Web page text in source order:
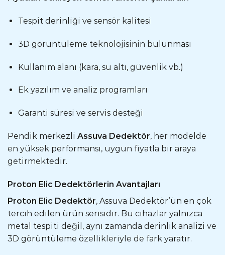
Tespit derinliği ve sensör kalitesi
3D görüntüleme teknolojisinin bulunması
Kullanım alanı (kara, su altı, güvenlik vb.)
Ek yazılım ve analiz programları
Garanti süresi ve servis desteği
Pendik merkezli Assuva Dedektör, her modelde
en yüksek performansı, uygun fiyatla bir araya
getirmektedir.
Proton Elic Dedektörlerin Avantajları
Proton Elic Dedektör, Assuva Dedektör’ün en çok
tercih edilen ürün serisidir. Bu cihazlar yalnızca
metal tespiti değil, aynı zamanda derinlik analizi ve
3D görüntüleme özellikleriyle de fark yaratır.